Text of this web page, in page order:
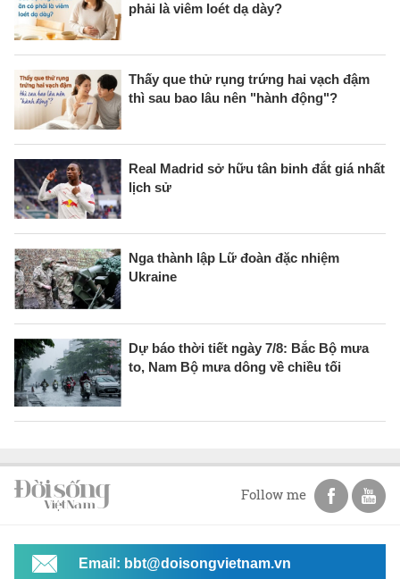
phải là viêm loét dạ dày?
Thấy que thử rụng trứng hai vạch đậm
thì sau bao lâu nên "hành động"?
Real Madrid sở hữu tân binh đắt giá nhất
lịch sử
Nga thành lập Lữ đoàn đặc nhiệm
Ukraine
Dự báo thời tiết ngày 7/8: Bắc Bộ mưa
to, Nam Bộ mưa dông về chiều tối
Follow me
Email: bbt@doisongvietnam.vn